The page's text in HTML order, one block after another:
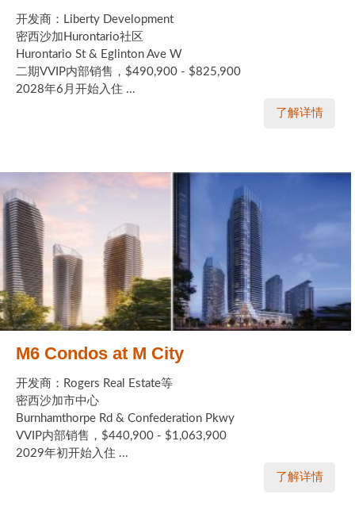
开发商：Liberty Development
密西沙加Hurontario社区
Hurontario St & Eglinton Ave W
二期VVIP内部销售，$490,900 - $825,900
2028年6月开始入住 ...
了解详情
M6 Condos at M City
开发商：Rogers Real Estate等
密西沙加市中心
Burnhamthorpe Rd & Confederation Pkwy
VVIP内部销售，$440,900 - $1,063,900
2029年初开始入住 ...
了解详情